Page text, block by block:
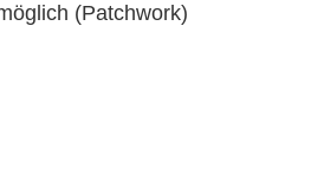
(Patchwork)